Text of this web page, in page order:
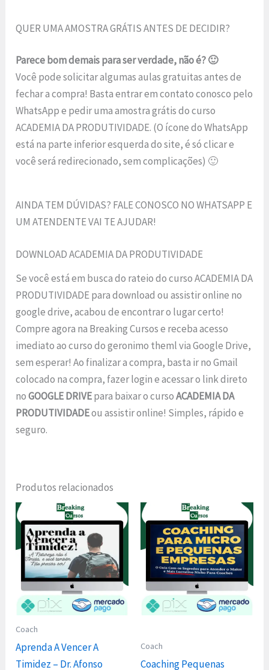
QUER UMA AMOSTRA GRÁTIS ANTES DE DECIDIR?
Parece bom demais para ser verdade, não é? 🙂
Você pode solicitar algumas aulas gratuitas antes de
fechar a compra! Basta entrar em contato conosco pelo
WhatsApp e pedir uma amostra grátis do curso
ACADEMIA DA PRODUTIVIDADE. (O ícone do WhatsApp
está na parte inferior esquerda do site, é só clicar e
você será redirecionado, sem complicações) 🙂
AINDA TEM DÚVIDAS? FALE CONOSCO NO WHATSAPP E
UM ATENDENTE VAI TE AJUDAR!
DOWNLOAD ACADEMIA DA PRODUTIVIDADE
Se você está em busca do rateio do curso ACADEMIA DA
PRODUTIVIDADE para download ou assistir online no
google drive, acabou de encontrar o lugar certo!
Compre agora na Breaking Cursos e receba acesso
imediato ao curso do geronimo theml via Google Drive,
sem esperar! Ao finalizar a compra, basta ir no Gmail
colocado na compra, fazer login e acessar o link direto
noGOOGLE DRIVEpara baixar o cursoACADEMIA DA
PRODUTIVIDADEou assistir online! Simples, rápido e
seguro.
Produtos relacionados
Coach
Aprenda A Vencer A
Timidez – Dr. Afonso
Coach
Coaching Pequenas